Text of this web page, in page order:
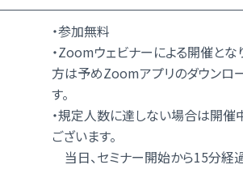
・参加無料
・Zoomウェビナーによる開催とな
方は予めZoomアプリのダウンロ
す。
・規定人数に達しない場合は開
ございます。
当日、セミナー開始から15分経